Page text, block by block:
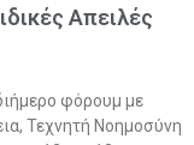
Απειλές
φόρουμ με
Τεχνητή Νοημοσύνη